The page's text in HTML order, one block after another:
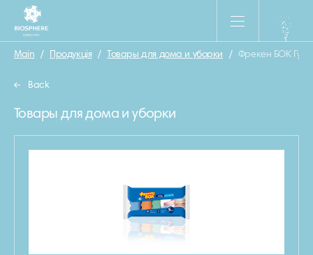
Main / Продукція / Товары для дома и уборки / Фрекен БОК
Back
Товары для дома и уборки